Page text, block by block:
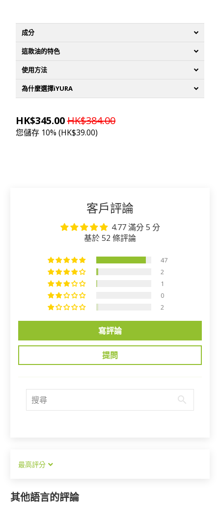
成分
這款油的特色
使用方法
為什麼選擇iYURA
HK$345.00HK$384.00
您儲存 10% (HK$39.00)
客戶評論
4.77 滿分 5 分
基於 52 條評論
47
2
1
0
2
寫評論
提問
Sort by
其他語言的評論